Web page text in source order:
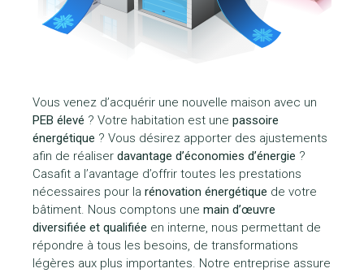
Vous venez d’acquérir une nouvelle maison avec un
PEB élevé ? Votre habitation est une passoire
énergétique ? Vous désirez apporter des ajustements
afin de réaliser davantage d’économies d’énergie ?
Casafit a l’avantage d’offrir toutes les prestations
nécessaires pour la rénovation énergétique de votre
bâtiment. Nous comptons une main d’œuvre
diversifiée et qualifiée en interne, nous permettant de
répondre à tous les besoins, de transformations
légères aux plus importantes. Notre entreprise assure